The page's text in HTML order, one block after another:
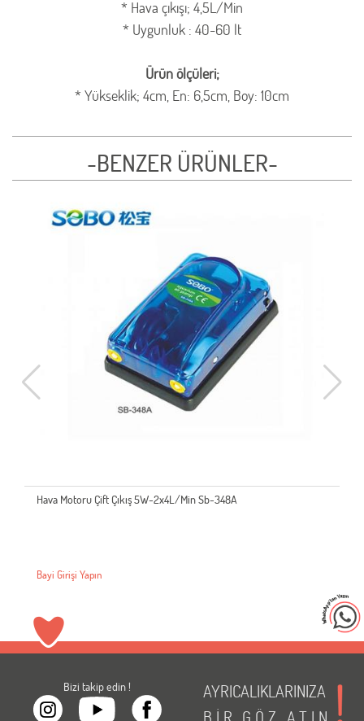
* Hava çıkışı; 4,5L/Min
* Uygunluk : 40-60 lt
Ürün ölçüleri;
* Yükseklik; 4cm, En: 6,5cm, Boy: 10cm
-BENZER ÜRÜNLER-
Hava Motoru Çift Çıkış 5W-2x4L/Min Sb-348A
Bayi Girişi Yapın
Bizi takip edin !
AYRICALIKLARINIZA